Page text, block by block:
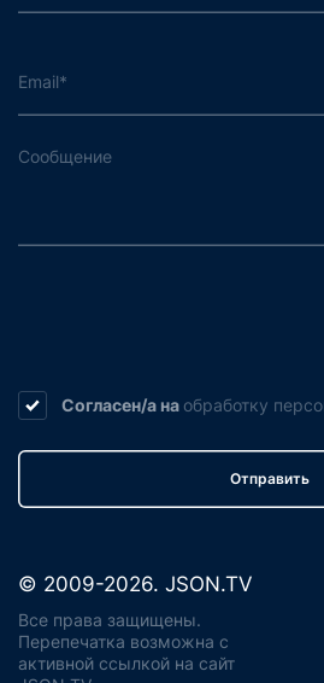
Согласен/а на обработку
Отправить
© 2009-2026. JSON.TV
Все права защищены.
Перепечатка возможна с
активной ссылкой на сайт